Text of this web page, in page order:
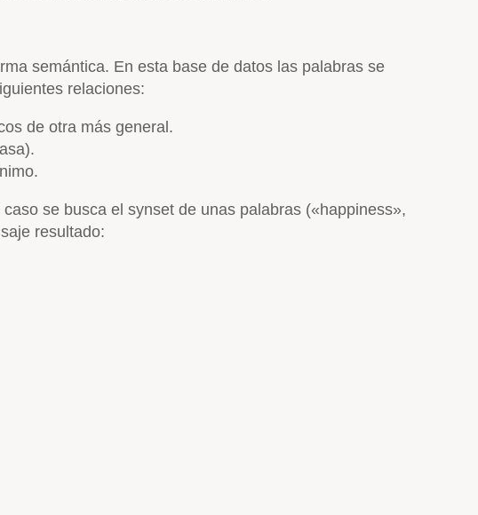
semántica. En esta base de datos las palabras se
relaciones:
de otra más general.
se busca el synset de unas palabras («happiness»,
resultado: